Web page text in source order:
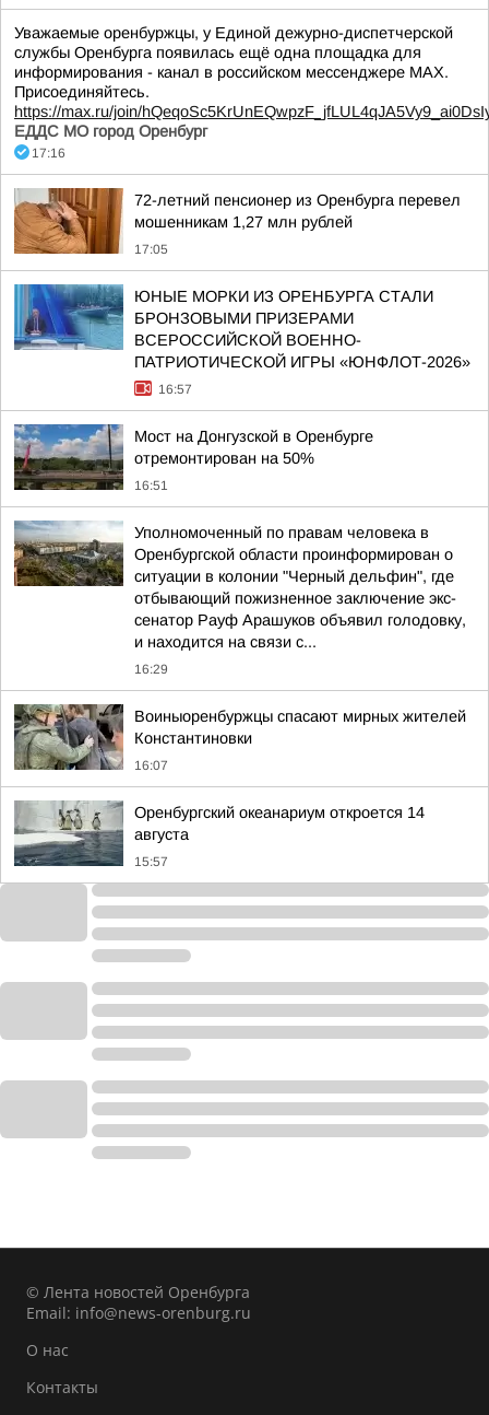
Уважаемые оренбуржцы, у Единой дежурно-диспетчерской
службы Оренбурга появилась ещё одна площадка для
информирования - канал в российском мессенджере МАХ.
Присоединяйтесь.
https://max.ru/join/
ЕДДС МО город Оренбург
17:16
72-летний пенсионер из Оренбурга перевел
мошенникам 1,27 млн рублей
17:05
ЮНЫЕ МОРКИ ИЗ ОРЕНБУРГА СТАЛИ
БРОНЗОВЫМИ ПРИЗЕРАМИ
ВСЕРОССИЙСКОЙ ВОЕННО-
ПАТРИОТИЧЕСКОЙ ИГРЫ «ЮНФЛОТ-2026»
16:57
Мост на Донгузской в Оренбурге
отремонтирован на 50%
16:51
Уполномоченный по правам человека в
Оренбургской области проинформирован о
ситуации в колонии "Черный дельфин", где
отбывающий пожизненное заключение экс-
сенатор Рауф Арашуков объявил голодовку,
и находится на связи с...
16:29
Воиныоренбуржцы спасают мирных жителей
Константиновки
16:07
Оренбургский океанариум откроется 14
августа
15:57
© Лента новостей Оренбурга
Email: info@news-orenburg.ru
О нас
Контакты